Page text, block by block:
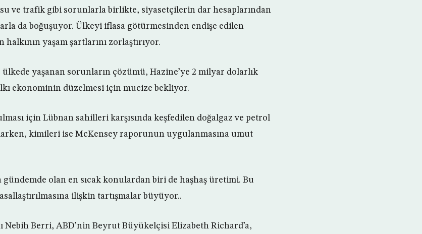
ve trafik gibi sorunlarla birlikte, siyasetçilerin dar hesaplarından
da boğuşuyor. Ülkeyi iflasa götürmesinden endişe edilen
yaşam şartlarını zorlaştırıyor.
yaşanan sorunların çözümü, Hazine’ye 2 milyar dolarlık
ekonominin düzelmesi için mucize bekliyor.
için Lübnan sahilleri karşısında keşfedilen doğalgaz ve petrol
kimileri ise McKensey raporunun uygulanmasına umut
gündemde olan en sıcak konulardan biri de haşhaş üretimi. Bu
ilişkin tartışmalar büyüyor..
Nebih Berri, ABD’nin Beyrut Büyükelçisi Elizabeth Richard’a,